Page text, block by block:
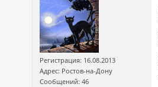
Регистрация: 16.08.2013
Адрес: Ростов-на-Дону
Сообщений: 46